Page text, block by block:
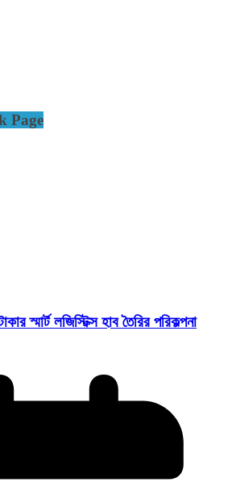
Page
স্মার্ট লজিস্টিক্স হাব তৈরির পরিকল্পনা